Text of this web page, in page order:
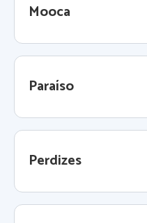
Mooca
Paraíso
Perdizes